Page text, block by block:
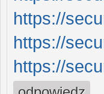
https://
https://
https://